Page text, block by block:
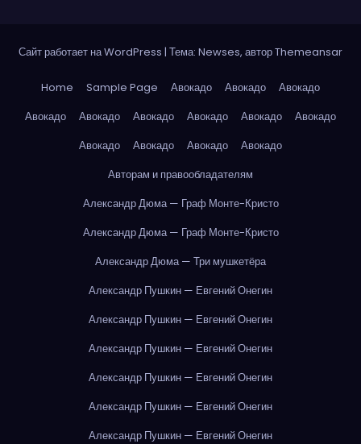
Сайт работает на WordPress | Тема: Newses, авторThemeansar
Home Sample Page Авокадо Авокадо
Авокадо
Авокадо
Авокадо Авокадо Авокадо Авокадо
Авокадо
Авокадо
Авокадо Авокадо
Авокадо
Авторам и правообладателям
Александр Дюма — Граф Монте-Кристо
Александр Дюма — Граф Монте-Кристо
Александр Дюма — Три мушкетёра
Александр Пушкин — Евгений Онегин
Александр Пушкин — Евгений Онегин
Александр Пушкин — Евгений Онегин
Александр Пушкин — Евгений Онегин
Александр Пушкин — Евгений Онегин
Александр Пушкин — Евгений Онегин